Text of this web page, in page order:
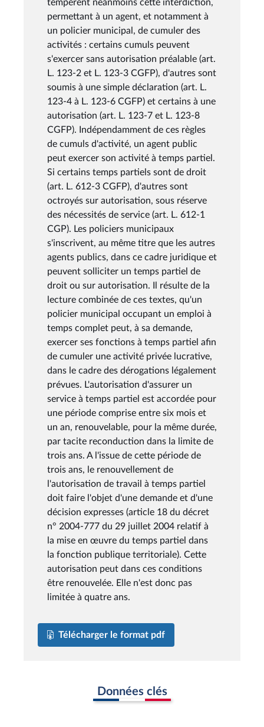
tempèrent néanmoins cette interdiction,
permettant à un agent, et notamment à
un policier municipal, de cumuler des
activités : certains cumuls peuvent
s'exercer sans autorisation préalable (art.
L. 123-2 et L. 123-3 CGFP), d'autres sont
soumis à une simple déclaration (art. L.
123-4 à L. 123-6 CGFP) et certains à une
autorisation (art. L. 123-7 et L. 123-8
CGFP). Indépendamment de ces règles
de cumuls d'activité, un agent public
peut exercer son activité à temps partiel.
Si certains temps partiels sont de droit
(art. L. 612-3 CGFP), d'autres sont
octroyés sur autorisation, sous réserve
des nécessités de service (art. L. 612-1
CGP). Les policiers municipaux
s'inscrivent, au même titre que les autres
agents publics, dans ce cadre juridique et
peuvent solliciter un temps partiel de
droit ou sur autorisation. Il résulte de la
lecture combinée de ces textes, qu'un
policier municipal occupant un emploi à
temps complet peut, à sa demande,
exercer ses fonctions à temps partiel afin
de cumuler une activité privée lucrative,
dans le cadre des dérogations légalement
prévues. L'autorisation d'assurer un
service à temps partiel est accordée pour
une période comprise entre six mois et
un an, renouvelable, pour la même durée,
par tacite reconduction dans la limite de
trois ans. A l'issue de cette période de
trois ans, le renouvellement de
l'autorisation de travail à temps partiel
doit faire l'objet d'une demande et d'une
décision expresses (article 18 du décret
n° 2004-777 du 29 juillet 2004 relatif à
la mise en œuvre du temps partiel dans
la fonction publique territoriale). Cette
autorisation peut dans ces conditions
être renouvelée. Elle n'est donc pas
limitée à quatre ans.
Télécharger le format pdf
Données clés